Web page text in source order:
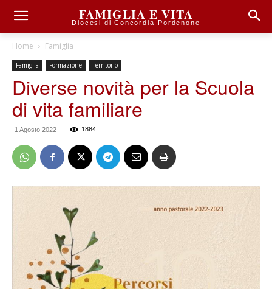
FAMIGLIA E VITA
Diocesi di Concordia-Pordenone
Home Famiglia
Famiglia Formazione Territorio
Diverse novità per la Scuola
di vita familiare
1 Agosto 2022 1884